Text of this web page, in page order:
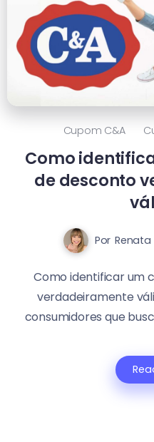
Cupom C&a
Como
de desconto
Por Renata
Como identificar um
verdadeiramente
consumidores que